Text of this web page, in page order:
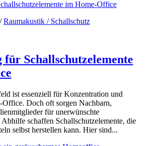
/Raumakustik / Schallschutz
Schallschutzelemente
ist essenziell für Konzentration und
Doch oft sorgen Nachbarn,
für unerwünschte
schaffen Schallschutzelemente, die
selbst herstellen kann. Hier sind...